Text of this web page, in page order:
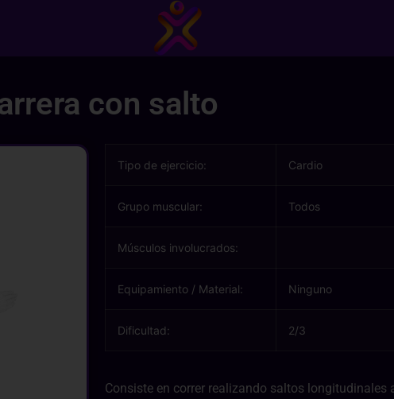
con salto
Tipo de ejercicio: Cardio
Grupo muscular: Todos
Músculos involucrados:
Equipamiento / Material: Ninguno
Dificultad: 2/3
Consiste en correr realizando saltos longitudinales